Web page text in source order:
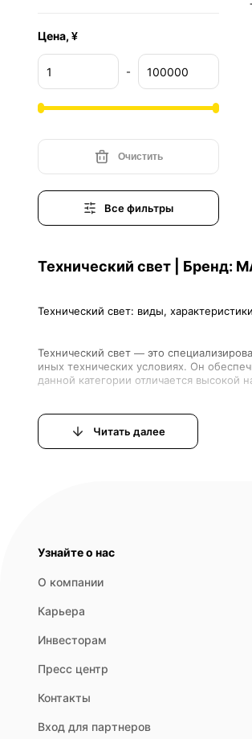
Цена, ¥
-
Очистить
Все фильтры
Технический свет | Бренд:
Технический свет — это
иных технических условиях. Он
Читать далее
Узнайте о нас
О компании
Карьера
Инвесторам
Пресс центр
Контакты
Вход для партнеров